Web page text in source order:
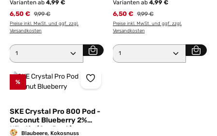
Varianten ab 4,99 €
6,50 € Regulärer Preis:
9,99 €
Preise inkl. MwSt. und ggf. zzgl.
Versandkosten
Produkt Anzahl: Gib den gewünschten Wert ein
Varianten ab4,99 €
6,50 € Regulärer Preis:
9,99 €
Preise inkl. MwSt. und ggf. zzgl.
Versandkosten
Produkt Anzahl: Gib den
%
SKE Crystal Pro 800 Pod -
Coconut Blueberry 2%
Nikotin (2er Pack)
Blaubeere, Kokosnuss